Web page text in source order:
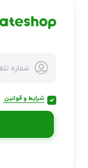
شرایط و قوانین